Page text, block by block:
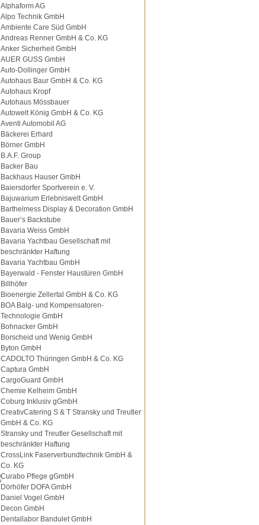
Alphaform AG
Alpo Technik GmbH
Ambiente Care Süd GmbH
Andreas Renner GmbH & Co. KG
Anker Sicherheit GmbH
AUER GUSS GmbH
Auto-Dollinger GmbH
Autohaus Baur GmbH & Co. KG
Autohaus Kropf
Autohaus Mössbauer
Autowelt König GmbH & Co. KG
Aventi Automobil AG
Bäckerei Erhard
Börner GmbH
B.A.F. Group
Backer Bau
Backhaus Hauser GmbH
Baiersdorfer Sportverein e. V.
Bajuwarium Erlebniswelt GmbH
Barthelmess Display & Decoration GmbH
Bauer’s Backstube
Bavaria Weiss GmbH
Bavaria Yachtbau Gesellschaft mit
beschränkter Haftung
Bavaria Yachtbau GmbH
Bayerwald - Fenster Haustüren GmbH
Billhöfer
Bioenergie Zellertal GmbH & Co. KG
BOA Balg- und Kompensatoren-
Technologie GmbH
Bohnacker GmbH
Borscheid und Wenig GmbH
Byton GmbH
CADOLTO Thüringen GmbH & Co. KG
Captura GmbH
CargoGuard GmbH
Chemie Kelheim GmbH
Coburg Inklusiv gGmbH
CreativCatering S & T Stransky und Treutler
GmbH & Co. KG
Stransky und Treutler Gesellschaft mit
beschränkter Haftung
CrossLink Faserverbundtechnik GmbH &
Co. KG
Curabo Pflege gGmbH
Dörhöfer DOFA GmbH
Daniel Vogel GmbH
Decon GmbH
Dentallabor Bandulet GmbH